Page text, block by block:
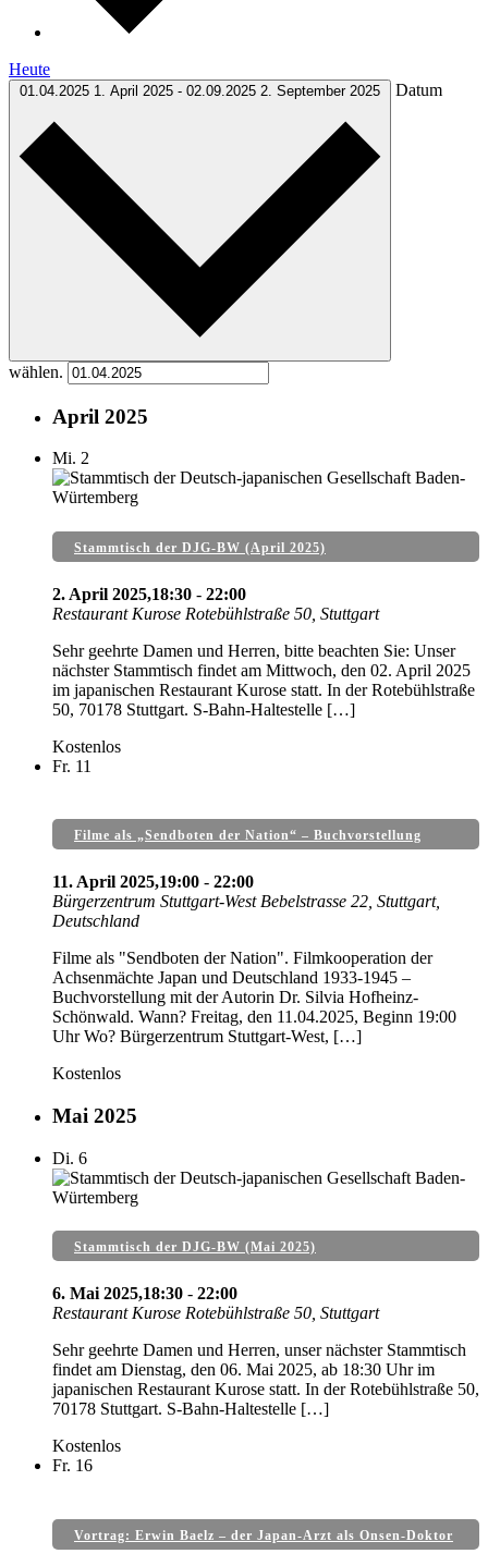
Heute
01.04.2025 1. April 2025 - 02.09.2025 2. September 2025 Datum
wählen.
April 2025
Mi. 2
Stammtisch der DJG-BW (April 2025)
2. April 2025,18:30 - 22:00
Restaurant Kurose Rotebühlstraße 50, Stuttgart
Sehr geehrte Damen und Herren, bitte beachten Sie: Unser
nächster Stammtisch findet am Mittwoch, den 02. April 2025
im japanischen Restaurant Kurose statt. In der Rotebühlstraße
50, 70178 Stuttgart. S-Bahn-Haltestelle […]
Kostenlos
Fr. 11
Filme als „Sendboten der Nation“ – Buchvorstellung
11. April 2025,19:00 - 22:00
Bürgerzentrum Stuttgart-West Bebelstrasse 22, Stuttgart,
Deutschland
Filme als "Sendboten der Nation". Filmkooperation der
Achsenmächte Japan und Deutschland 1933-1945 –
Buchvorstellung mit der Autorin Dr. Silvia Hofheinz-
Schönwald. Wann? Freitag, den 11.04.2025, Beginn 19:00
Uhr Wo? Bürgerzentrum Stuttgart-West, […]
Kostenlos
Mai 2025
Di. 6
Stammtisch der DJG-BW (Mai 2025)
6. Mai 2025,18:30 - 22:00
Restaurant Kurose Rotebühlstraße 50, Stuttgart
Sehr geehrte Damen und Herren, unser nächster Stammtisch
findet am Dienstag, den 06. Mai 2025, ab 18:30 Uhr im
japanischen Restaurant Kurose statt. In der Rotebühlstraße 50,
70178 Stuttgart. S-Bahn-Haltestelle […]
Kostenlos
Fr. 16
Vortrag: Erwin Baelz – der Japan-Arzt als Onsen-Doktor